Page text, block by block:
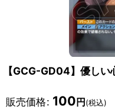
【GCG-GD04】優しい
販売価格: 100 円 (税込)